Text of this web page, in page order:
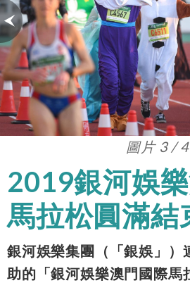
圖片 3 / 4
2019銀河娛
馬拉松圓滿結
銀河娛樂集團（「銀娛」）
助的「銀河娛樂澳門國際馬